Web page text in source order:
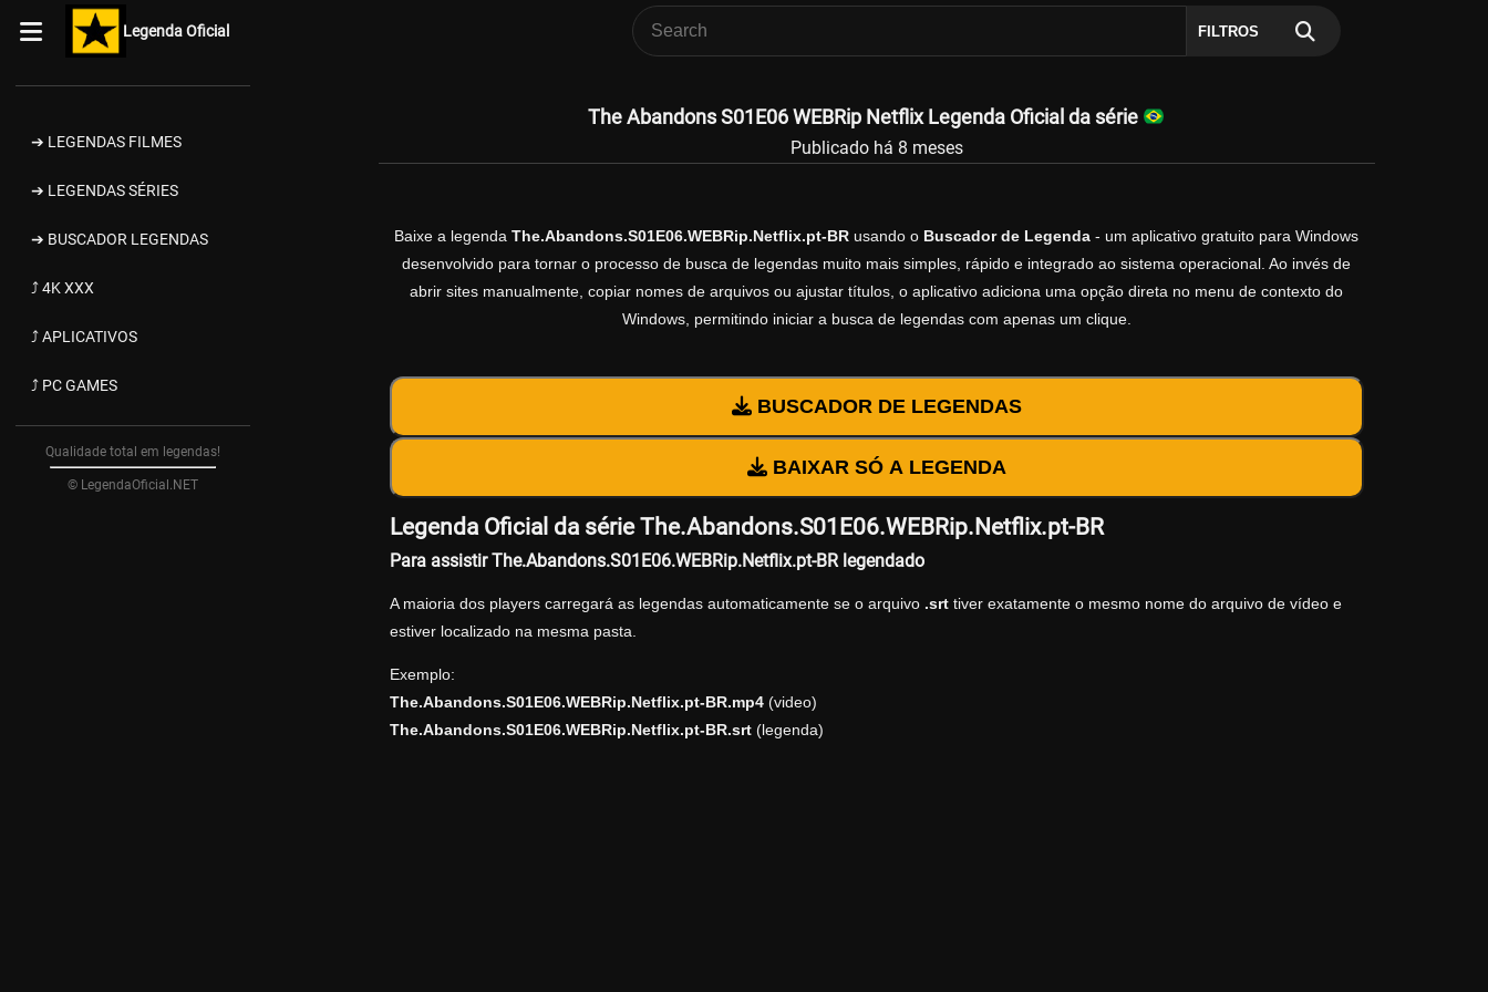
Legenda Oficial FILTROS
➔ LEGENDAS FILMES
➔ LEGENDAS SÉRIES
➔ BUSCADOR LEGENDAS
⤴ 4K XXX
⤴ APLICATIVOS
⤴ PC GAMES
Qualidade total em legendas!
© LegendaOficial.NET
The Abandons S01E06 WEBRip Netflix Legenda Oficial da série
Publicado há 8 meses
Baixe a legenda The.Abandons.S01E06.WEBRip.Netflix.pt-BR usando o Buscador de Legenda - um aplicativo gratuito para Windows
desenvolvido para tornar o processo de busca de legendas muito mais simples, rápido e integrado ao sistema operacional. Ao invés de
abrir sites manualmente, copiar nomes de arquivos ou ajustar títulos, o aplicativo adiciona uma opção direta no menu de contexto do
Windows, permitindo iniciar a busca de legendas com apenas um clique.
BUSCADOR DE LEGENDAS
BAIXAR SÓ A LEGENDA
Legenda Oficial da série The.Abandons.S01E06.WEBRip.Netflix.pt-BR
Para assistir The.Abandons.S01E06.WEBRip.Netflix.pt-BR legendado
A maioria dos players carregará as legendas automaticamente se o arquivo .srttiver exatamente o mesmo nome do arquivo de vídeo e
estiver localizado na mesma pasta.
Exemplo:
The.Abandons.S01E06.WEBRip.Netflix.pt-BR.mp4(video)
The.Abandons.S01E06.WEBRip.Netflix.pt-BR.srt(legenda)